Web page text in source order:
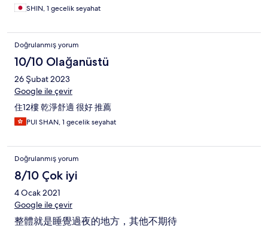
SHIN, 1 gecelik seyahat
Doğrulanmış yorum
10/10 Olağanüstü
26 Şubat 2023
Google ile çevir
住12樓 乾淨舒適 很好 推薦
PUI SHAN, 1 gecelik seyahat
Doğrulanmış yorum
8/10 Çok iyi
4 Ocak 2021
Google ile çevir
整體就是睡覺過夜的地方，其他不期待